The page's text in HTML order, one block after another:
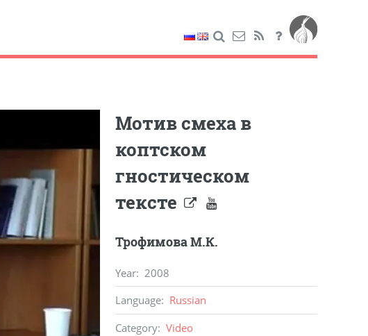
Мотив смеха в
коптском
гностическом
тексте
Трофимова М.К.
Year: 2008
Language: Russian
Category:Video